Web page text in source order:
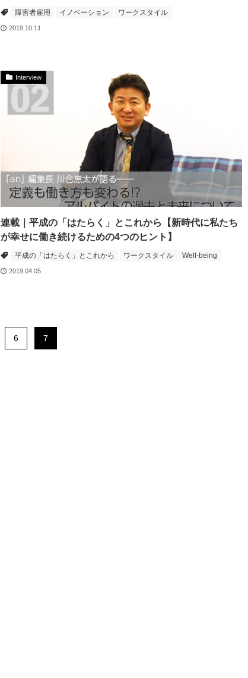
障害者雇用 イノベーション ワークスタイル
2019.10.11
Interview
連載｜平成の「はたらく」とこれから【新時代に私たち
が幸せに働き続けるための4つのヒント】
平成の「はたらく」とこれから ワークスタイル Well-being
2019.04.05
6 7